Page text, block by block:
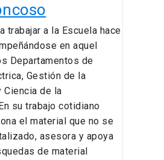
trabajar a la Escuela hace
en aquel
Departamentos de
Gestión de la
Ciencia de la
su trabajo cotidiano
el material que no se
asesora y apoya
de material